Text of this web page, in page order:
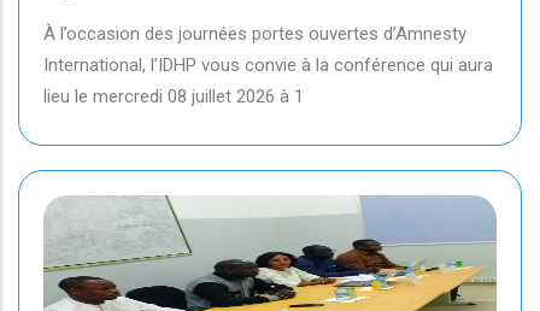
À l’occasion des journées portes ouvertes d’Amnesty
International, l’IDHP vous convie à la conférence qui aura
lieu le mercredi 08 juillet 2026 à 1